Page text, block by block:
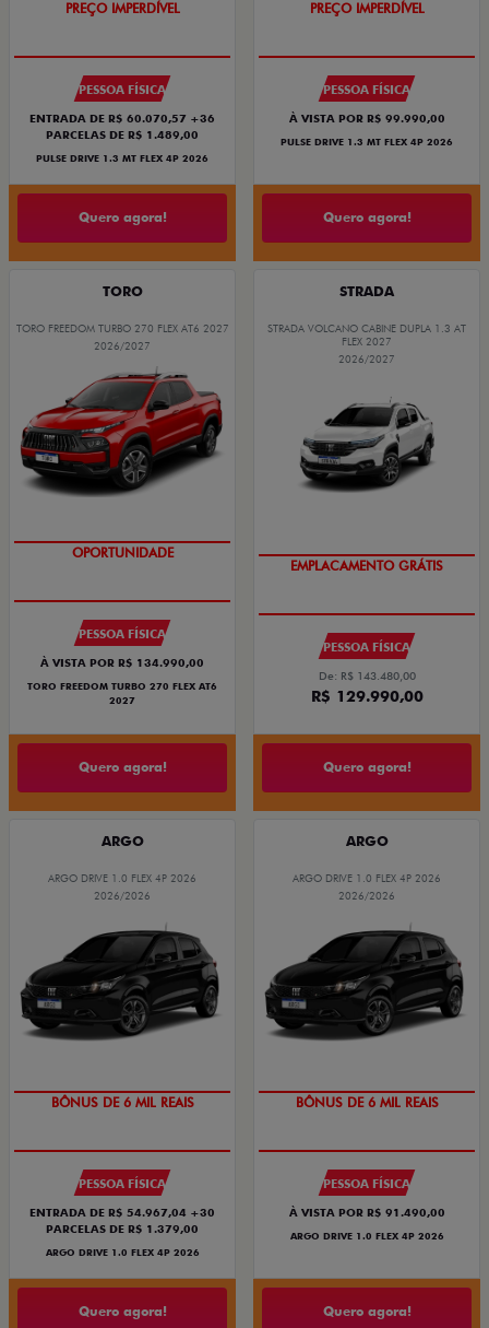
PESSOA FÍSICA
ENTRADA DE R$ 60.070,57 +36
PARCELAS DE R$ 1.489,00
PULSE DRIVE 1.3 MT FLEX 4P 2026
Quero agora!
PESSOA FÍSICA
À VISTA POR R$ 99.990,00
PULSE DRIVE 1.3 MT FLEX 4P 2026
Quero agora!
TORO
TORO FREEDOM TURBO 270 FLEX AT6 2027
2026/2027
PESSOA FÍSICA
À VISTA POR R$ 134.990,00
TORO FREEDOM TURBO 270 FLEX AT6
2027
Quero agora!
STRADA
STRADA VOLCANO CABINE DUPLA 1.3 AT
FLEX 2027
2026/2027
EMPLACAMENTO GRÁTIS
PESSOA FÍSICA
De: R$ 143.480,00
R$ 129.990,00
Quero agora!
ARGO
ARGO DRIVE 1.0 FLEX 4P 2026
2026/2026
TAXA ZERO
PESSOA FÍSICA
ENTRADA DE R$ 54.967,04 +30
PARCELAS DE R$ 1.379,00
ARGO DRIVE 1.0 FLEX 4P 2026
Quero agora!
ARGO
ARGO DRIVE 1.0 FLEX 4P 2026
2026/2026
TAXA ZERO
PESSOA FÍSICA
À VISTA POR R$ 91.490,00
ARGO DRIVE 1.0 FLEX 4P 2026
Quero agora!